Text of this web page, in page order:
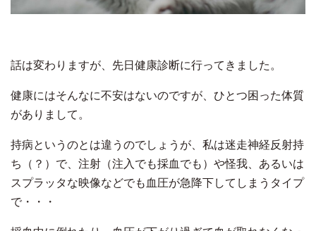
話は変わりますが、先日健康診断に行ってきました。
健康にはそんなに不安はないのですが、ひとつ困った体質
がありまして。
持病というのとは違うのでしょうが、私は迷走神経反射持
ち（？）で、注射（注入でも採血でも）や怪我、あるいは
スプラッタな映像などでも血圧が急降下してしまうタイプ
で・・・